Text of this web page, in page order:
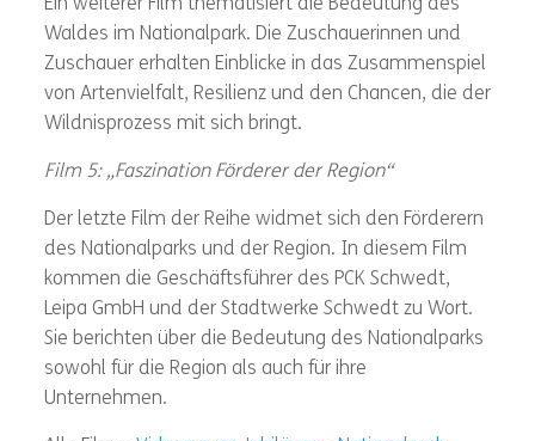
Ein weiterer Film thematisiert die Bedeutung des
Waldes im Nationalpark. Die Zuschauerinnen und
Zuschauer erhalten Einblicke in das Zusammenspiel
von Artenvielfalt, Resilienz und den Chancen, die der
Wildnisprozess mit sich bringt.
Film 5: „Faszination Förderer der Region“
Der letzte Film der Reihe widmet sich den Förderern
des Nationalparks und der Region. In diesem Film
kommen die Geschäftsführer des PCK Schwedt,
Leipa GmbH und der Stadtwerke Schwedt zu Wort.
Sie berichten über die Bedeutung des Nationalparks
sowohl für die Region als auch für ihre
Unternehmen.